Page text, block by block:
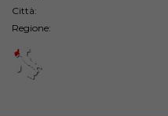
Città:
Regione: